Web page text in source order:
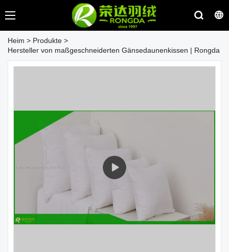
Heim > Produkte >
Hersteller von maßgeschneiderten Gänsedaunenkissen | Rongda